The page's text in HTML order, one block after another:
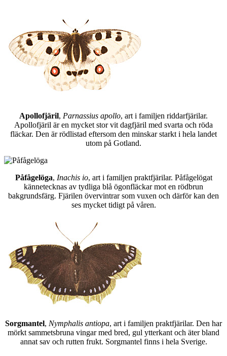
Apollofjäril, Parnassius apollo, art i familjen riddarfjärilar.
Apollofjäril är en mycket stor vit dagfjäril med svarta och röda
fläckar. Den är rödlistad eftersom den minskar starkt i hela landet
utom på Gotland.
Påfågelöga, Inachis io, art i familjen praktfjärilar. Påfågelögat
kännetecknas av tydliga blå ögonfläckar mot en rödbrun
bakgrundsfärg. Fjärilen övervintrar som vuxen och därför kan den
ses mycket tidigt på våren.
Sorgmantel, Nymphalis antiopa, art i familjen praktfjärilar. Den har
mörkt sammetsbruna vingar med bred, gul ytterkant och äter bland
annat sav och rutten frukt. Sorgmantel finns i hela Sverige.